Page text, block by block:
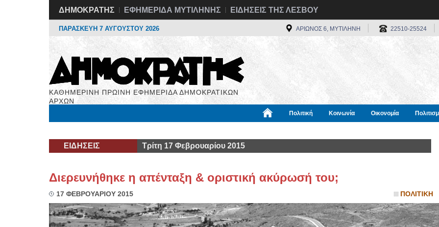
ΔΗΜΟΚΡΑΤΗΣ ΕΦΗΜΕΡΙΔΑ ΜΥΤΙΛΗΝΗΣ ΕΙΔΗΣΕΙΣ ΤΗΣ ΛΕΣΒΟΥ
ΠΑΡΑΣΚΕΥΗ 7 ΑΥΓΟΥΣΤΟΥ 2026 ΑΡΙΩΝΟΣ 6, ΜΥΤΙΛΗΝΗ 22510-25524
ΚΑΘΗΜΕΡΙΝΗ ΠΡΩΙΝΗ ΕΦΗΜΕΡΙΔΑ ΔΗΜΟΚΡΑΤΙΚΩΝ
ΑΡΧΩΝ
Πολιτική Κοινωνία Οικονομία
ΕΙΔΗΣΕΙΣ Τρίτη 17 Φεβρουαρίου 2015
Διερευνήθηκε η απένταξη & οριστική ακύρωσή του;
17 ΦΕΒΡΟΥΑΡΙΟΥ 2015 ΠΟΛΙΤΙΚΗ